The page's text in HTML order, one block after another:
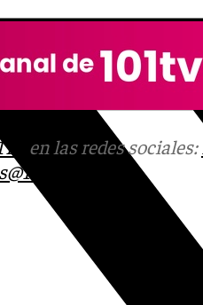
en las redes sociales: